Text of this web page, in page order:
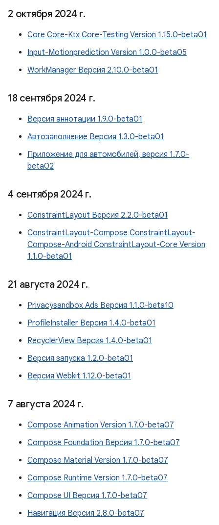
2 октября 2024 г.
Core Core-Ktx Core-Testing Version 1.15.0-beta01
Input-Motionprediction Version 1.0.0-beta05
WorkManager Версия 2.10.0-beta01
18 сентября 2024 г.
Версия аннотации 1.9.0-beta01
Автозаполнение Версия 1.3.0-beta01
Приложение для автомобилей, версия 1.7.0-
beta02
4 сентября 2024 г.
ConstraintLayout Версия 2.2.0-beta01
ConstraintLayout-Compose ConstraintLayout-
Compose-Android ConstraintLayout-Core Version
1.1.0-beta01
21 августа 2024 г.
Privacysandbox Ads Версия 1.1.0-beta10
ProfileInstaller Версия 1.4.0-beta01
RecyclerView Версия 1.4.0-beta01
Версия запуска 1.2.0-beta01
Версия Webkit 1.12.0-beta01
7 августа 2024 г.
Compose Animation Version 1.7.0-beta07
Compose Foundation Версия 1.7.0-beta07
Compose Material Version 1.7.0-beta07
Compose Runtime Version 1.7.0-beta07
Compose UI Версия 1.7.0-beta07
Навигация Версия 2.8.0-beta07